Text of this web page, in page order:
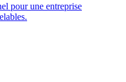
pour une entreprise